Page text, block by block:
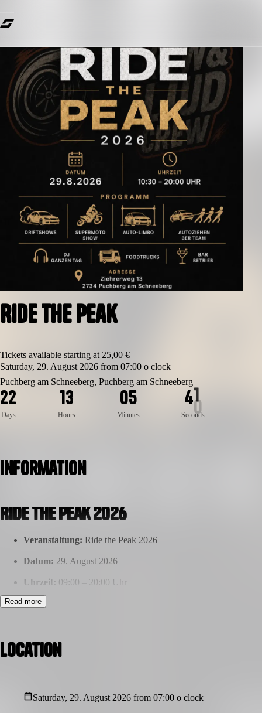
Ride the Peak
Tickets available starting at 25,00 €
Saturday, 29. August 2026 from 07:00 o clock
Puchberg am Schneeberg, Puchberg am Schneeberg
22
Days
13
Hours
05
Minutes
40
Seconds
Information
Ride the Peak 2026
Veranstaltung: Ride the Peak 2026
Datum: 29. August 2026
Uhrzeit: 09:00 – 20:00 Uhr
Ort:Ziehrerweg 13, 2734 Puchberg am Schneeberg
Zielgruppe:
Read more
Location
Saturday, 29. August 2026 from 07:00 o clock